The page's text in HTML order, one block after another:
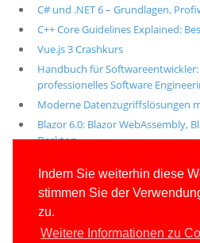
Indem Sie weiterhin diese
stimmen Sie der
zu.
Weitere Informationen zu
C# und .NET 6 – Grundlagen,
C++ Core Guidelines Explained:
Vue.js 3 Crashkurs
Handbuch für
professionelles Software
Moderne Datenzugriffslösungen
Blazor 6.0: Blazor WebAssembly,
Desktop
Alle unsere aktuellen
E-Book-Abo für ab 99 Euro im Jahr